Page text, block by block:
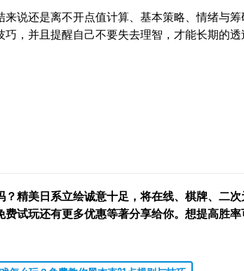
说还是离不开点值计算、基本策略、情绪与
，并且提醒自己不要失去理智，才能长期的透
精美日系立绘诚意十足，将在线、棋牌、二
费试玩还有更多优惠等著分享给你。想提高胜率